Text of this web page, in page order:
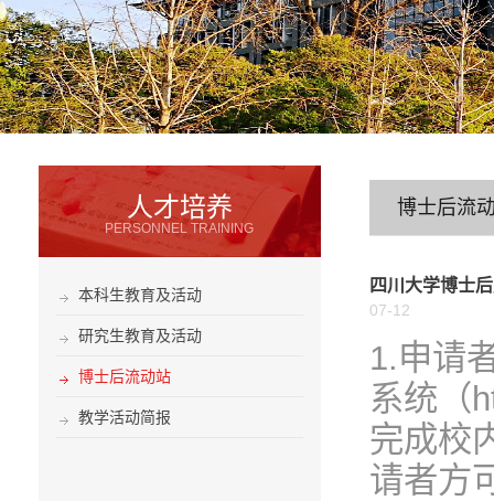
人才培养
PERSONNEL TRAINING
本科生教育及活动
研究生教育及活动
博士后流动站
教学活动简报
博士后流
四川大学博士
07-12
1.申请
系统（
完成校
请者方